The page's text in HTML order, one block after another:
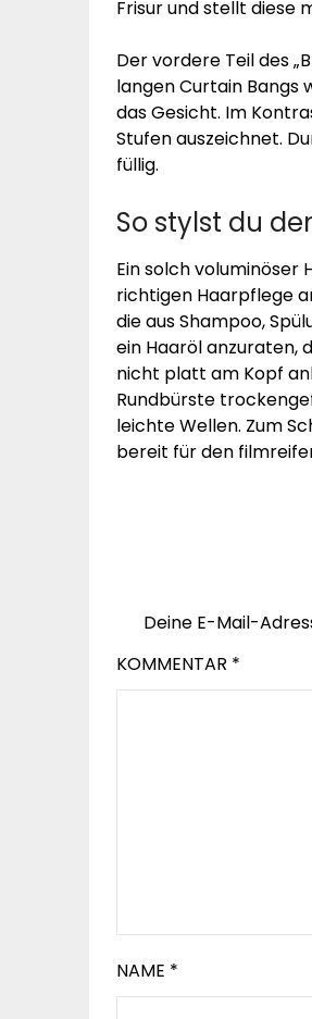
Frisur und stellt diese
Der vordere Teil des
langen Curtain Bangs
das Gesicht. Im
Stufen auszeichnet.
füllig.
So stylst du
Ein solch
richtigen Haarpflege
die aus Shampoo,
ein Haaröl anzuraten,
nicht platt am Kopf
Rundbürste
leichte Wellen. Zum
bereit für den
Deine E-Mail-
KOMMENTAR *
NAME *